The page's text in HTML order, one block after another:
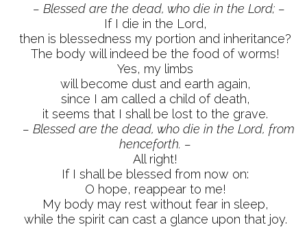
– Blessed are the dead, who die in the Lord; –
If I die in the Lord,
then is blessedness my portion and inheritance?
The body will indeed be the food of worms!
Yes, my limbs
will become dust and earth again,
since I am called a child of death,
it seems that I shall be lost to the grave.
– Blessed are the dead, who die in the Lord, from
henceforth. –
All right!
If I shall be blessed from now on:
O hope, reappear to me!
My body may rest without fear in sleep,
while the spirit can cast a glance upon that joy.